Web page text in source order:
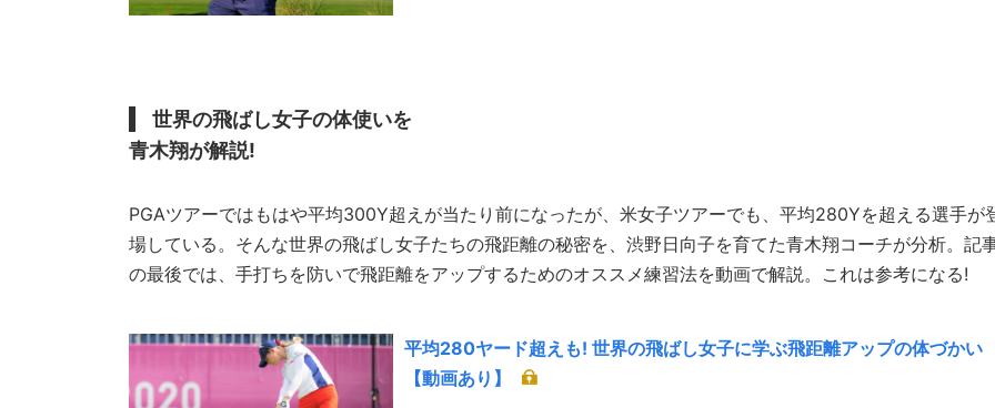
世界の飛ばし女子の体使いを
青木翔が解説!
PGAツアーではもはや平均300Y超えが当たり前になったが、米女子ツアーでも、平均280Yを超える選手が
場している。そんな世界の飛ばし女子たちの飛距離の秘密を、渋野日向子を育てた青木翔コーチが分析。記
の最後では、手打ちを防いで飛距離をアップするためのオススメ練習法を動画で解説。これは参考になる!
平均280ヤード超えも! 世界の飛ばし女子に学ぶ飛距離アップの体づかい
【動画あり】